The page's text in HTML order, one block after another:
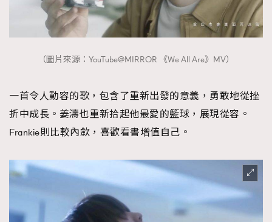
（圖片來源：YouTube@MIRROR 《We All Are》MV）
一首令人動容的歌，包含了重新出發的意義，勇敢地從挫
折中成長。姜濤也重新拾起他最愛的籃球，展現從容。
Frankie則比較內歛，喜歡看書增值自己。